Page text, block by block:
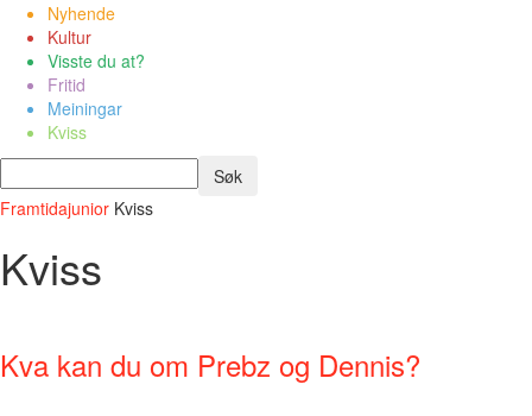
Nyhende
Kultur
Visste du at?
Fritid
Meiningar
Kviss
Framtidajunior Kviss
Kviss
Kva kan du om Prebz og Dennis?